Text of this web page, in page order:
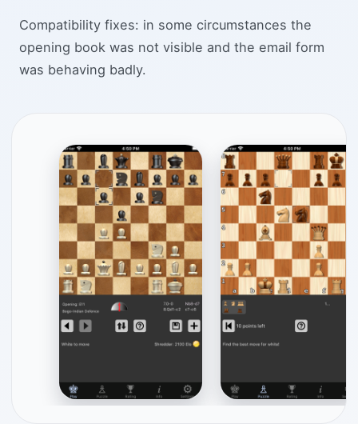
Compatibility fixes: in some circumstances the
opening book was not visible and the email form
was behaving badly.